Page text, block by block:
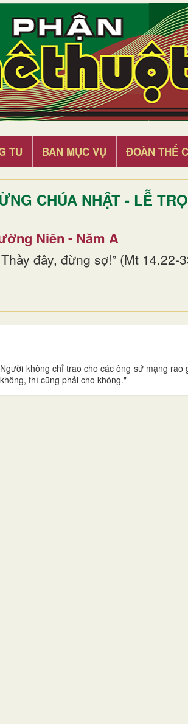
TU BAN MỤC VỤ ĐOÀN THỂ
CHÚA NHẬT - LỄ
Niên - Năm A
đây, đừng sợ!” (Mt 14,22-
không chỉ trao cho các ông sứ mạng rao
thì cũng phải cho không."